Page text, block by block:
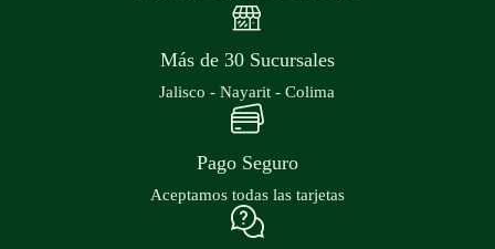
Más de 30 Sucursales
Jalisco - Nayarit - Colima
Pago Seguro
Aceptamos todas las tarjetas